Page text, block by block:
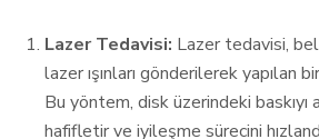
Lazer Tedavisi: Lazer tedavisi,
lazer ışınları gönderilerek yapılan
Bu yöntem, disk üzerindeki baskıyı
hafifletir ve iyileşme sürecini